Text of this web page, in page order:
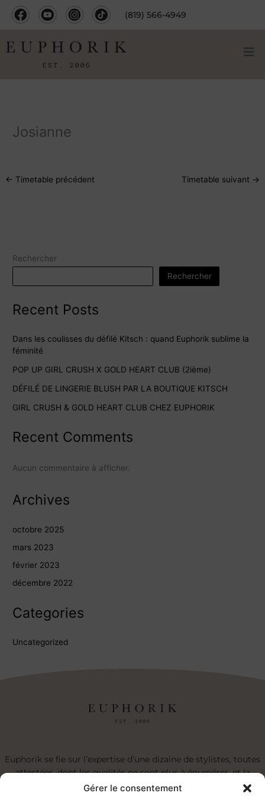
Gérer le consentement
(819) 566-4949
Josianne
← Timetable précédent Timetable suivant →
Rechercher
Rechercher
Recent Posts
Dans les coulisses du défilé Kitsch : quand Euphorik sublime la
féminité
POP UP GIRL CRUSH X GOLD HEART CLUB (2ième)
DÉFILÉ DE LINGERIE BLUSH PAR LA BOUTIQUE KITSCH
GIRL CRUSH & GOLD HEART CLUB CHEZ EUPHORIK
Recent Comments
Aucun commentaire à afficher.
Archives
octobre 2025
mars 2023
février 2023
décembre 2022
Categories
Uncategorized
Euphorik se fie sur l’expertise d’une dizaine de stylistes, toutes
attestées, dont les qualités ne sont plus à énumérer, et la
réputation à faire. Nous sommes un salon d’expertes ben l’fun!